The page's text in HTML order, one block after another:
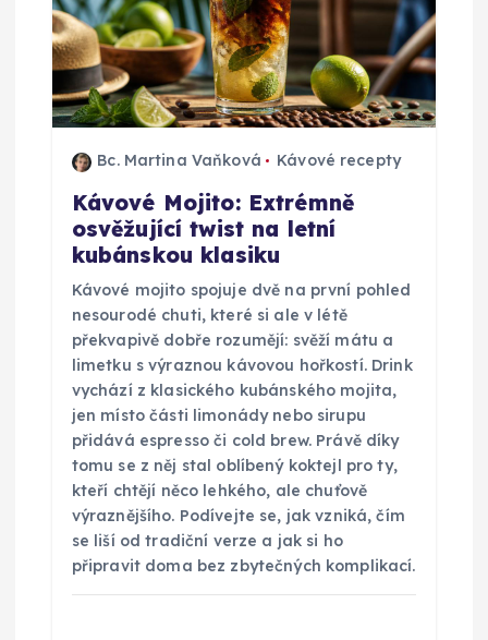
Bc. Martina Vaňková Kávové recepty
Kávové Mojito: Extrémně
osvěžující twist na letní
kubánskou klasiku
Kávové mojito spojuje dvě na první pohled
nesourodé chuti, které si ale v létě
překvapivě dobře rozumějí: svěží mátu a
limetku s výraznou kávovou hořkostí. Drink
vychází z klasického kubánského mojita,
jen místo části limonády nebo sirupu
přidává espresso či cold brew. Právě díky
tomu se z něj stal oblíbený koktejl pro ty,
kteří chtějí něco lehkého, ale chuťově
výraznějšího. Podívejte se, jak vzniká, čím
se liší od tradiční verze a jak si ho
připravit doma bez zbytečných komplikací.